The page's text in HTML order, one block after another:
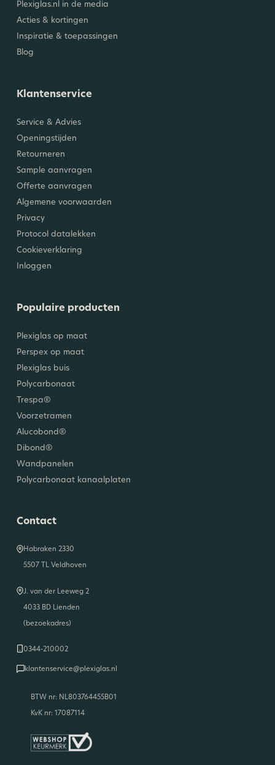
Plexiglas.nl in de media
Acties & kortingen
Inspiratie & toepassingen
Blog
Klantenservice
Service & Advies
Openingstijden
Retourneren
Sample aanvragen
Offerte aanvragen
Algemene voorwaarden
Privacy
Protocol datalekken
Cookieverklaring
Inloggen
Populaire producten
Plexiglas op maat
Perspex op maat
Plexiglas buis
Polycarbonaat
Trespa®
Voorzetramen
Alucobond®
Dibond®
Wandpanelen
Polycarbonaat kanaalplaten
Contact
Habraken 2330
5507 TL Veldhoven
J. van der Leeweg 2
4033 BD Lienden
(bezoekadres)
0344-210002
klantenservice@plexiglas.nl
BTW nr: NL803764455B01
KvK nr: 17087114